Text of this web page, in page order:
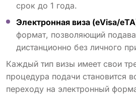
срок до 1 года.
Электронная виза (eVisa/
формат, позволяющий
дистанционно без личного
Каждый тип визы имеет свои
процедура подачи становится
переходу на электронный